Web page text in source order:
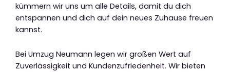
kümmern wir uns um alle Details, damit du dich
entspannen und dich auf dein neues Zuhause freuen
kannst.
Bei Umzug Neumann legen wir großen Wert auf
Zuverlässigkeit und Kundenzufriedenheit. Wir bieten